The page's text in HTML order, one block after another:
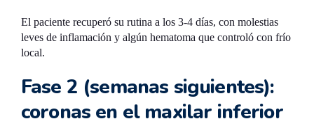
El paciente recuperó su rutina a los 3-4 días, con molestias
leves de inflamación y algún hematoma que controló con frío
local.
Fase 2 (semanas siguientes):
coronas en el maxilar inferior